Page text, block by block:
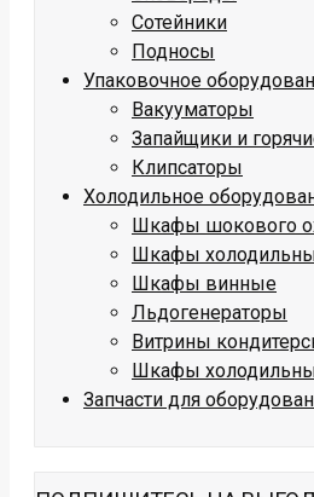
Сотейники
Подносы
Упаковочное
Вакууматоры
Запайщики и
Клипсаторы
Холодильное
Шкафы шокового
Шкафы
Шкафы винные
Льдогенераторы
Витрины
Шкафы
Запчасти для